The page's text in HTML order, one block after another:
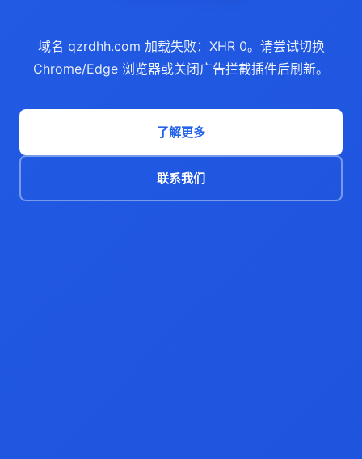
域名 qzrdhh.com 加载失败：XHR 0。请尝试切换
Chrome/Edge 浏览器或关闭广告拦截插件后刷新。
了解更多
联系我们